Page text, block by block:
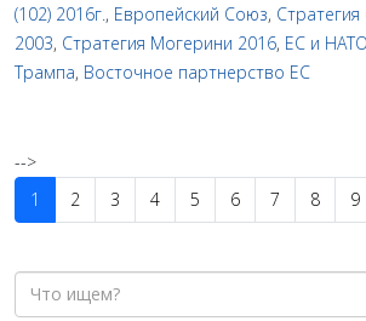
(102) 2016г. , Европейский Союз,
2003, Стратегия Могерини 2016, ЕС и НАТО
Трампа, Восточное партнерство ЕС
-->
1
2 3 4 5 6 7 8 9